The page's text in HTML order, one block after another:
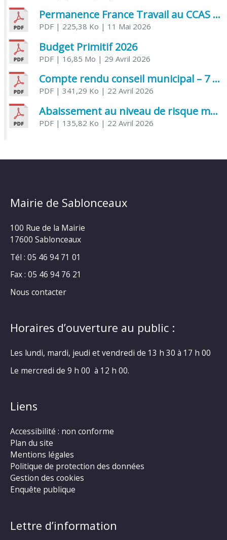
Permanence France Travail au CCAS de Saujon Juin 2026
PDF| 225,38 Ko | 11 Mai 2026
Budget Primitif 2026
PDF| 16,85 Mo | 29 Avril 2026
Compte rendu conseil municipal – 7 avril 2026
PDF| 341,29 Ko | 22 Avril 2026
Abaissement au niveau de risque modéré de l’Influenza aviaire
PDF| 135,82 Ko | 22 Avril 2026
Mairie de Sablonceaux
100 Rue de la Mairie
17600 Sablonceaux
Tél : 05 46 94 71 01
Fax : 05 46 94 76 21
Nous contacter
Horaires d’ouverture au public :
Les lundi, mardi, jeudi et vendredi de 13 h 30 à 17 h 00
Le mercredi de 9 h 00 à 12 h 00.
Liens
Accessibilité : non conforme
Plan du site
Mentions légales
Politique de protection des données
Gestion des cookies
Enquête publique
Lettre d’information